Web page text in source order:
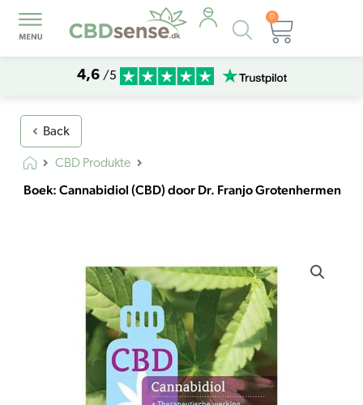
Products
search
0
Kurv
4,6 /5
Back
CBD Produkte
Boek: Cannabidiol (CBD) door Dr. Franjo Grotenhermen
Cannabidiol
Grotenhermen